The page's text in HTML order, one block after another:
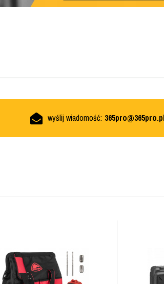
wyślij wiadomość: 365pro@365pro.pl